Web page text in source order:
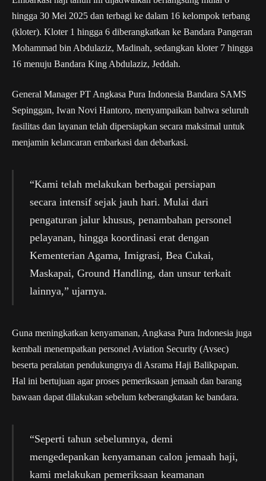
hingga 30 Mei 2025 dan terbagi ke dalam 16 kelompok terbang
(kloter). Kloter 1 hingga 6 diberangkatkan ke Bandara Pangeran
Mohammad bin Abdulaziz, Madinah, sedangkan kloter 7 hingga
16 menuju Bandara King Abdulaziz, Jeddah.
General Manager PT Angkasa Pura Indonesia Bandara SAMS
Sepinggan, Iwan Novi Hantoro, menyampaikan bahwa seluruh
fasilitas dan layanan telah dipersiapkan secara maksimal untuk
menjamin kelancaran embarkasi dan debarkasi.
“Kami telah melakukan berbagai persiapan
secara intensif sejak jauh hari. Mulai dari
pengaturan jalur khusus, penambahan personel
pelayanan, hingga koordinasi erat dengan
Kementerian Agama, Imigrasi, Bea Cukai,
Maskapai, Ground Handling, dan unsur terkait
lainnya,” ujarnya.
Guna meningkatkan kenyamanan, Angkasa Pura Indonesia juga
kembali menempatkan personel Aviation Security (Avsec)
beserta peralatan pendukungnya di Asrama Haji Balikpapan.
Hal ini bertujuan agar proses pemeriksaan jemaah dan barang
bawaan dapat dilakukan sebelum keberangkatan ke bandara.
“Seperti tahun sebelumnya, demi
mengedepankan kenyamanan calon jemaah haji,
kami melakukan pemeriksaan keamanan